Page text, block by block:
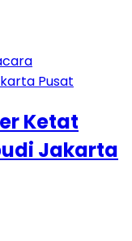
Ketat
Jakarta